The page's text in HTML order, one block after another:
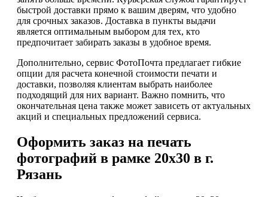
быстрой доставки прямо к вашим дверям, что удобно
для срочных заказов. Доставка в пункты выдачи
является оптимальным выбором для тех, кто
предпочитает забирать заказы в удобное время.
Дополнительно, сервис ФотоПочта предлагает гибкие
опции для расчета конечной стоимости печати и
доставки, позволяя клиентам выбрать наиболее
подходящий для них вариант. Важно помнить, что
окончательная цена также может зависеть от актуальных
акций и специальных предложений сервиса.
Оформить заказ на печать
фотографий в рамке 20х30 в г.
Рязань